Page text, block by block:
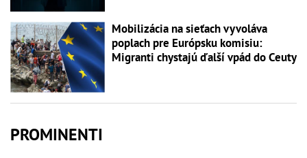
Mobilizácia na sieťach vyvoláva
poplach pre Európsku komisiu:
Migranti chystajú ďalší vpád do Ceuty
PROMINENTI